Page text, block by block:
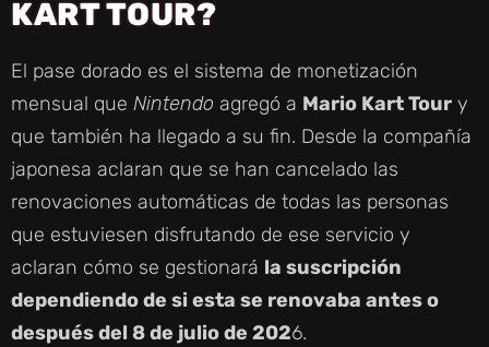
KART TOUR?
El pase dorado es el sistema de monetización
mensual que Nintendo agregó a Mario Kart Tour y
que también ha llegado a su fin. Desde la compañía
japonesa aclaran que se han cancelado las
renovaciones automáticas de todas las personas
que estuviesen disfrutando de ese servicio y
aclaran cómo se gestionará la suscripción
dependiendo de si esta se renovaba antes o
después del 8 de julio de 2026.